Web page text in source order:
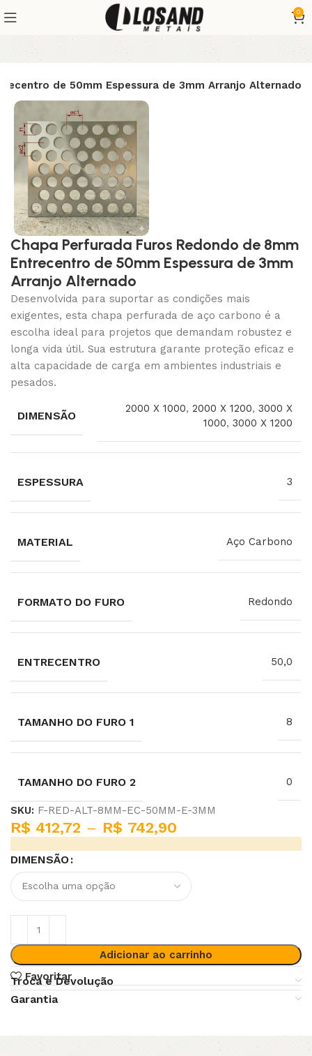
0
de 50mm Espessura de 3mm Arranjo Alternado
Chapa Perfurada Furos Redondo de 8mm
Entrecentro de 50mm Espessura de 3mm
Arranjo Alternado
Desenvolvida para suportar as condições mais
exigentes, esta chapa perfurada de aço carbono é a
escolha ideal para projetos que demandam robustez e
longa vida útil. Sua estrutura garante proteção eficaz e
alta capacidade de carga em ambientes industriais e
pesados.
DIMENSÃO
2000 X 1000,2000 X 1200,3000 X
1000,3000 X 1200
ESPESSURA 3
MATERIAL Aço Carbono
FORMATO DO FURO Redondo
ENTRECENTRO 50,0
TAMANHO DO FURO 1 8
TAMANHO DO FURO 2 0
SKU: F-RED-ALT-8MM-EC-50MM-E-3MM
R$ 412,72 – R$ 742,90
DIMENSÃO
Adicionar ao carrinho
Favoritar
Troca e Devolução
Garantia